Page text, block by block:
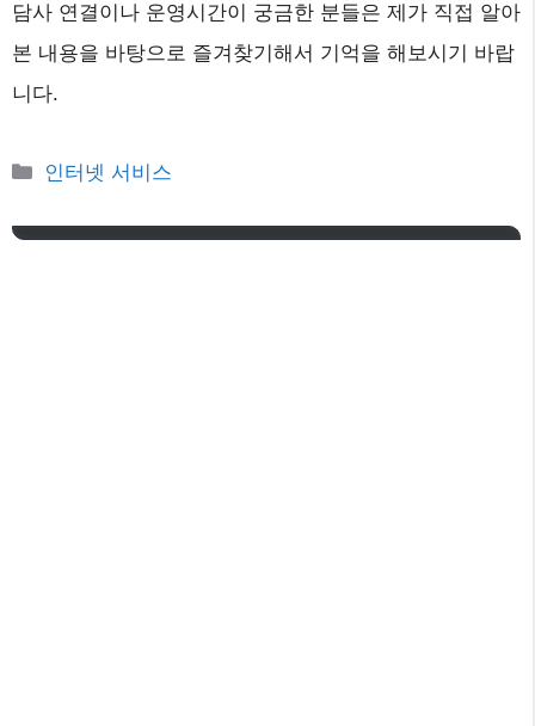
담사 연결이나 운영시간이 궁금한 분들은 제가 직접 알아
본 내용을 바탕으로 즐겨찾기해서 기억을 해보시기 바랍
니다.
카
고
인터넷 서비스